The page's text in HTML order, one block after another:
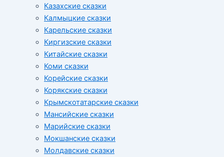
Казахские сказки
Калмыцкие сказки
Карельские сказки
Киргизские сказки
Китайские сказки
Коми сказки
Корейские сказки
Корякские сказки
Крымскотатарские сказки
Мансийские сказки
Марийские сказки
Мокшанские сказки
Молдавские сказки